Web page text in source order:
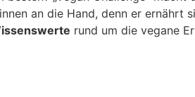
an die Hand, denn er ernährt
rund um die vegane